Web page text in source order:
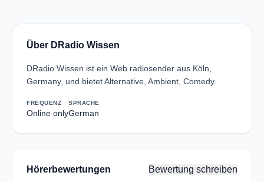
Über DRadio Wissen
DRadio Wissen ist ein Web radiosender aus Köln,
Germany, und bietet Alternative, Ambient, Comedy.
FREQUENZ
Online only
SPRACHE
German
Hörerbewertungen Bewertung schreiben